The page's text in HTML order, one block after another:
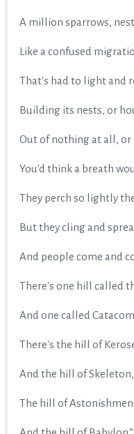
A million sparrows,
Like a confused
That's had to light and
Building its nests, or
Out of nothing at all, or
You'd think a breath
They perch so lightly
But they cling and
And people come and
There's one hill called
And one called
There's the hill of
And the hill of Skeleton,
The hill of